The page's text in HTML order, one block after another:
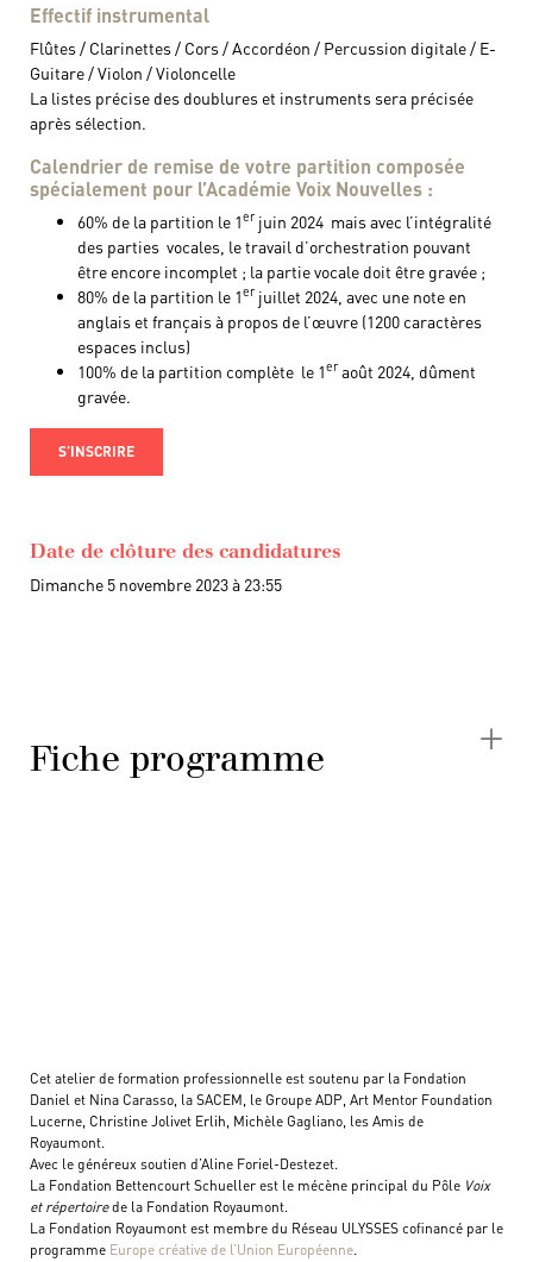
Effectif instrumental
Flûtes / Clarinettes / Cors / Accordéon / Percussion digitale / E-
Guitare / Violon / Violoncelle
La listes précise des doublures et instruments sera précisée
après sélection.
Calendrier de remise de votre partition composée
spécialement pour l’Académie Voix Nouvelles :
60% de la partition le 1erjuin 2024 mais avec l’intégralité
des parties vocales, le travail d’orchestration pouvant
être encore incomplet ; la partie vocale doit être gravée ;
80% de la partition le 1erjuillet 2024, avec une note en
anglais et français à propos de l’œuvre (1200 caractères
espaces inclus)
100% de la partition complète le 1eraoût 2024, dûment
gravée.
S’INSCRIRE
Date de clôture des candidatures
Dimanche 5 novembre 2023 à 23:55
Fiche programme
Cet atelier de formation professionnelle est soutenu par la Fondation
Daniel et Nina Carasso, la SACEM, le Groupe ADP, Art Mentor Foundation
Lucerne, Christine Jolivet Erlih, Michèle Gagliano, les Amis de
Royaumont.
Avec le généreux soutien d’Aline Foriel-Destezet.
La Fondation Bettencourt Schueller est le mécène principal du Pôle Voix
et répertoirede la Fondation Royaumont.
La Fondation Royaumont est membre du Réseau ULYSSES cofinancé par le
programme Europe créative de l’Union Européenne.